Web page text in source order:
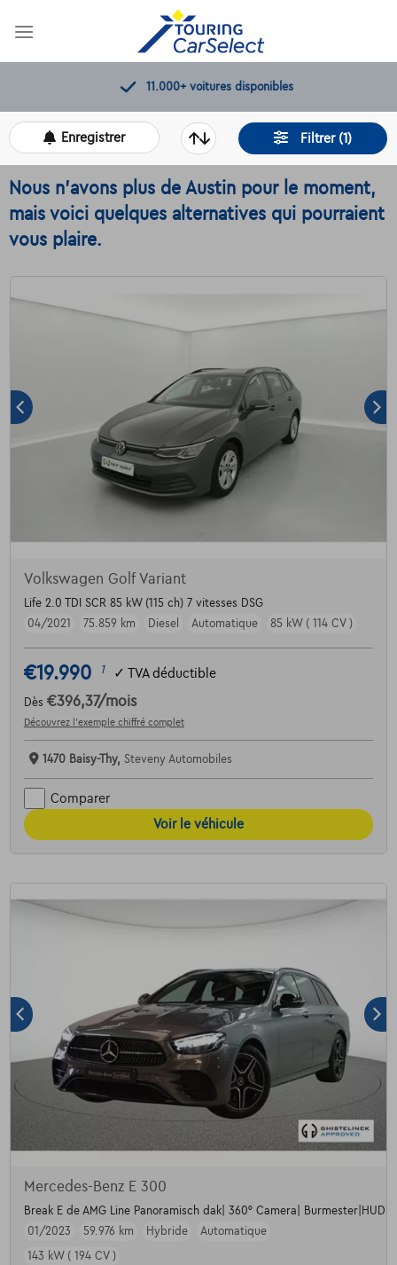
11.000+voitures disponibles
Filtrer (1)
Enregistrer
Nous n'avons plus de Austin pour le moment,
mais voici quelques alternatives qui pourraient
vous plaire.
Volkswagen Golf Variant
Life 2.0 TDI SCR 85 kW (115 ch) 7 vitesses DSG
04/2021
75.859 km Diesel Automatique 85 kW ( 114 CV )
€19.990 1 ✓ TVA déductible
Dès €396,37/mois
Découvrez l’exemple chiffré complet
1470 Baisy-Thy, Steveny Automobiles
Comparer
Voir le véhicule
Mercedes-Benz E 300
Break E de AMG Line Panoramisch dak| 360° Camera| Burmester|HUD +
01/2023
59.976 km Hybride
Automatique
143 kW ( 194 CV )